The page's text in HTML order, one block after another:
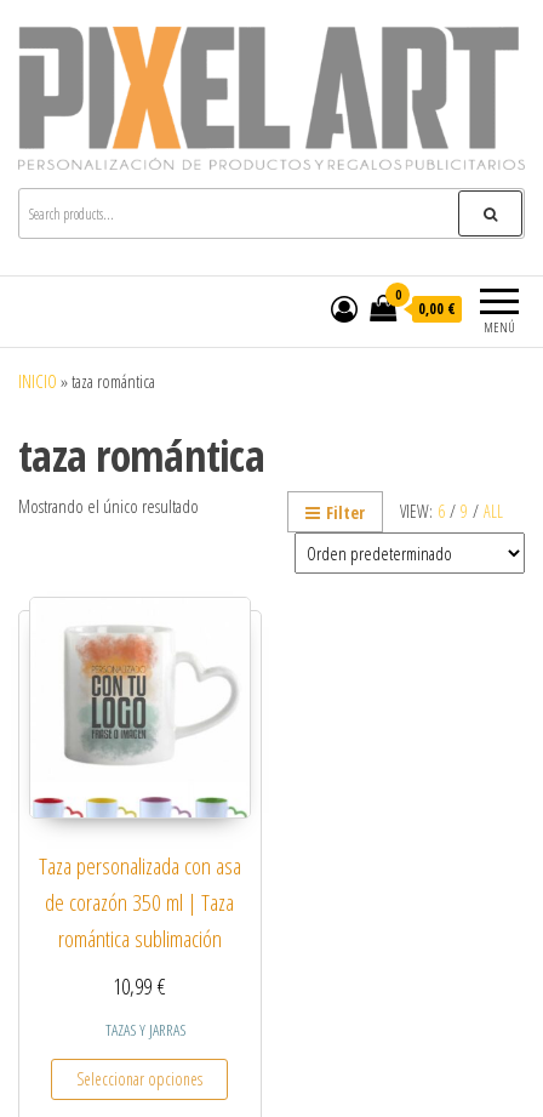
Pixelart
Especialistas en textil publicitario y regalos
personalizados en móstoles
MENÚ
0
0,00 €
INICIO »taza romántica
taza romántica
VIEW: 6 / 9 / ALL
Filter
Mostrando el único resultado
Taza personalizada con asa
de corazón 350 ml | Taza
romántica sublimación
10,99€
TAZAS Y JARRAS
Seleccionar opciones
Este producto tiene múltiples variantes. Las